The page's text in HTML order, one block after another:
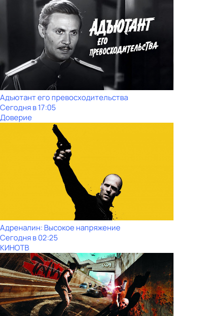
Адъютант его превосходительства
Сегодня в 17:05
Доверие
Адреналин: Высокое напряжение
Сегодня в 02:25
КИНОТВ